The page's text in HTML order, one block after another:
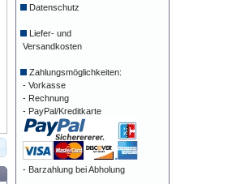
Datenschutz
Liefer- und
Versandkosten
Zahlungsmöglichkeiten:
- Vorkasse
- Rechnung
- PayPal/Kreditkarte
- Barzahlung bei Abholung